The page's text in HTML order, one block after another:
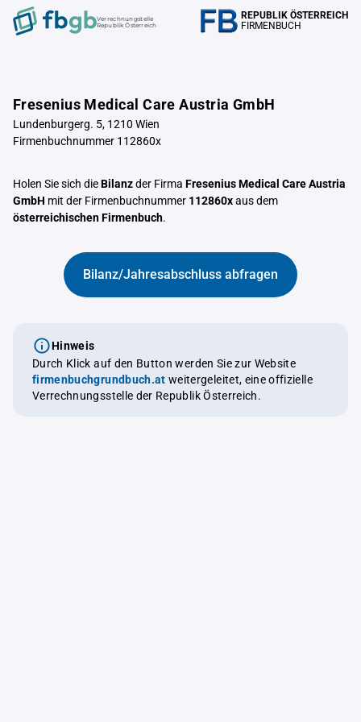
Verrechnungstelle
Republik Österreich
REPUBLIK ÖSTERREICH
FIRMENBUCH
Fresenius Medical Care Austria GmbH
Lundenburgerg. 5, 1210 Wien
Firmenbuchnummer 112860x
Holen Sie sich dieBilanzder Firma Fresenius Medical Care Austria
GmbH mit der Firmenbuchnummer 112860xaus dem
österreichischen Firmenbuch.
Bilanz/Jahresabschluss abfragen
Hinweis
Durch Klick auf den Button werden Sie zur Website
firmenbuchgrundbuch.at weitergeleitet, eine offizielle
Verrechnungsstelle der Republik Österreich.